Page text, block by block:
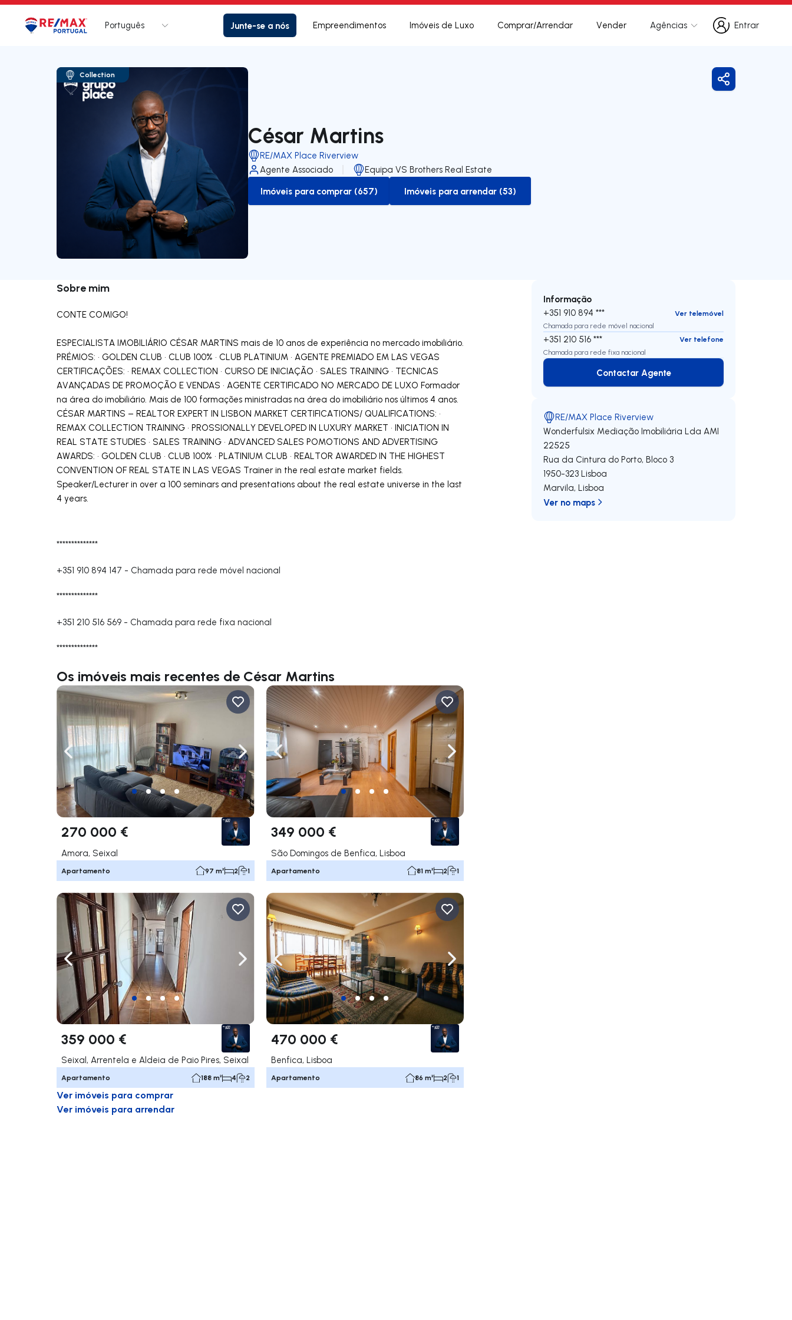
Logo Ir para página inicial
Português Junte-se a nós Empreendimentos Imóveis de Luxo Comprar/Arrendar Vender Agências
Entrar
Entrar
Collection
César Martins
RE/MAX Place Riverview
Agente Associado
Equipa VS Brothers Real Estate
to-buy-listing
Imóveis para comprar (657)
to-rent-listing
Imóveis para arrendar (53)
Partilhar
Sobre mim
CONTE COMIGO!
ESPECIALISTA IMOBILIÁRIO CÉSAR MARTINS mais de 10 anos de experiência no mercado imobiliário.
PRÉMIOS: • GOLDEN CLUB • CLUB 100% • CLUB PLATINIUM • AGENTE PREMIADO EM LAS VEGAS
CERTIFICAÇÕES: • REMAX COLLECTION • CURSO DE INICIAÇÃO • SALES TRAINING • TECNICAS
AVANÇADAS DE PROMOÇÃO E VENDAS • AGENTE CERTIFICADO NO MERCADO DE LUXO Formador
na área do imobiliário. Mais de 100 formações ministradas na área do imobiliário nos últimos 4 anos.
CÉSAR MARTINS – REALTOR EXPERT IN LISBON MARKET CERTIFICATIONS/ QUALIFICATIONS: •
REMAX COLLECTION TRAINING • PROSSIONALLY DEVELOPED IN LUXURY MARKET • INICIATION IN
REAL STATE STUDIES • SALES TRAINING • ADVANCED SALES POMOTIONS AND ADVERTISING
AWARDS: • GOLDEN CLUB • CLUB 100% • PLATINIUM CLUB • REALTOR AWARDED IN THE HIGHEST
CONVENTION OF REAL STATE IN LAS VEGAS Trainer in the real estate market fields.
Speaker/Lecturer in over a 100 seminars and presentations about the real estate universe in the last
4 years.
**************
+351 910 894 147 - Chamada para rede móvel nacional
**************
+351 210 516 569 - Chamada para rede fixa nacional
**************
Os imóveis mais recentes de César Martins
Navegação para a esquerda Navegação para a direita
270 000 €
Amora, Seixal
Apartamento 97 m² 2 1
Navegação para a esquerda Navegação para a direita
349 000 €
São Domingos de Benfica, Lisboa
Apartamento 81 m² 2 1
Navegação para a esquerda Navegação para a direita
359 000 €
Seixal, Arrentela e Aldeia de Paio Pires, Seixal
Apartamento 188 m² 4 2
Navegação para a esquerda Navegação para a direita
470 000 €
Benfica, Lisboa
Apartamento 86 m² 2 1
Ver imóveis para comprar
Ver imóveis para arrendar
Informação
+351 910 894 ***
Ver telemóvel
Chamada para rede móvel nacional
+351 210 516 ***
Ver telefone
Chamada para rede fixa nacional
Contactar Agente
Contactar Agente
RE/MAX Place Riverview
Wonderfulsix Mediação Imobiliária Lda AMI
22525
Rua da Cintura do Porto, Bloco 3
1950-323 Lisboa
Marvila,Lisboa
Ver no maps